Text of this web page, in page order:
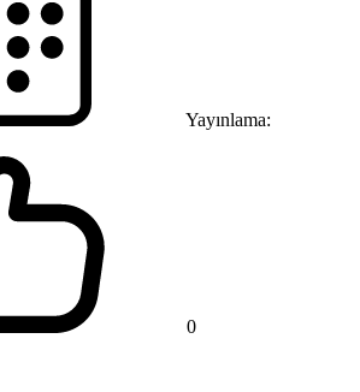
Yayınlama:
0